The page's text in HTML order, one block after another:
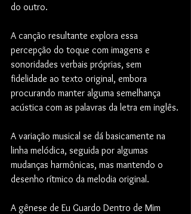
do outro.
A canção resultante explora essa
percepção do toque com imagens e
sonoridades verbais próprias, sem
fidelidade ao texto original, embora
procurando manter alguma semelhança
acústica com as palavras da letra em inglês.
A variação musical se dá basicamente na
linha melódica, seguida por algumas
mudanças harmônicas, mas mantendo o
desenho rítmico da melodia original.
A gênese de Eu Guardo Dentro de Mim